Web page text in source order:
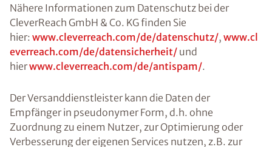
Nähere Informationen zum Datenschutz bei der
CleverReach GmbH & Co. KG finden Sie
hier: www.cleverreach.com/de/datenschutz/, www.cl
everreach.com/de/datensicherheit/ und
hierwww.cleverreach.com/de/antispam/.
Der Versanddienstleister kann die Daten der
Empfänger in pseudonymer Form, d.h. ohne
Zuordnung zu einem Nutzer, zur Optimierung oder
Verbesserung der eigenen Services nutzen, z.B. zur